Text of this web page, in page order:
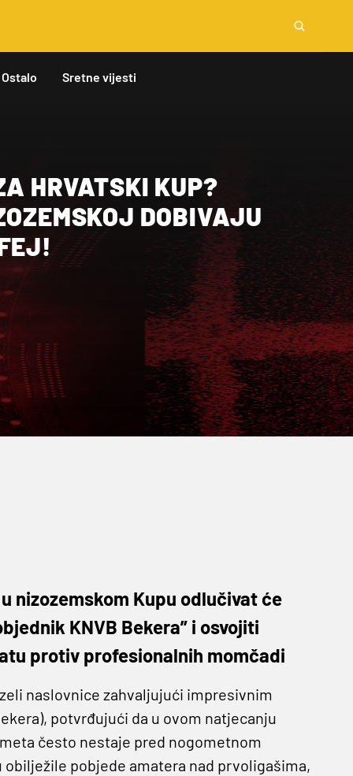
Ostalo Sretne vijesti
HRVATSKI KUP?
DOBIVAJU
nizozemskom Kupu odlučivat će
KNVB Bekera” i osvojiti
protiv profesionalnih momčadi
naslovnice zahvaljujući impresivnim
potvrđujući da u ovom natjecanju
često nestaje pred nogometnom
pobjede amatera nad prvoligašima,